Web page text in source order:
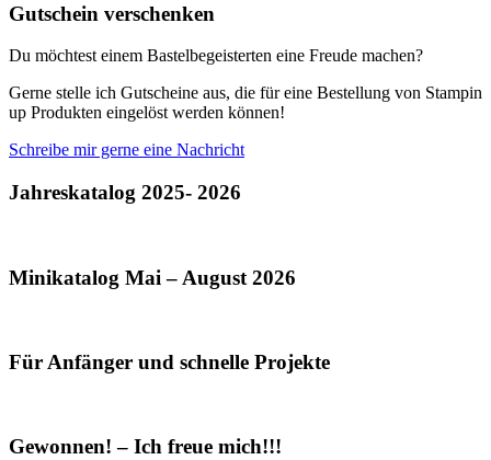
Gutschein verschenken
Du möchtest einem Bastelbegeisterten eine Freude machen?
Gerne stelle ich Gutscheine aus, die für eine Bestellung von Stampin
up Produkten eingelöst werden können!
Schreibe mir gerne eine Nachricht
Jahreskatalog 2025- 2026
Minikatalog Mai – August 2026
Für Anfänger und schnelle Projekte
Gewonnen! – Ich freue mich!!!